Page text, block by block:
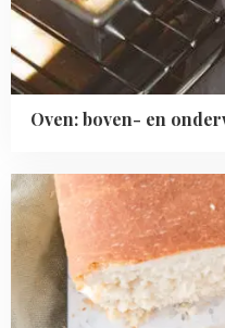
Oven: boven- en
Read
more
about
Brood
bakken:
12